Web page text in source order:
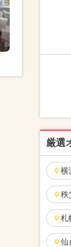
厳選
横
秩
札
仙